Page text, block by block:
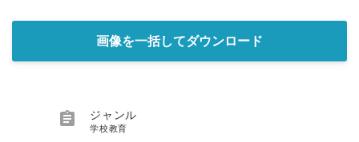
画像を一括してダウンロード
 ジャンル
学校教育